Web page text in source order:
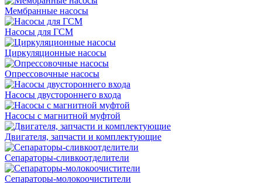
Мембранные насосы
Насосы для ГСМ
Циркуляционные насосы
Опрессовочные насосы
Насосы двустороннего входа
Насосы с магнитной муфтой
Двигателя, запчасти и комплектующие
Сепараторы-сливкоотделители
Сепараторы-молокоочистители